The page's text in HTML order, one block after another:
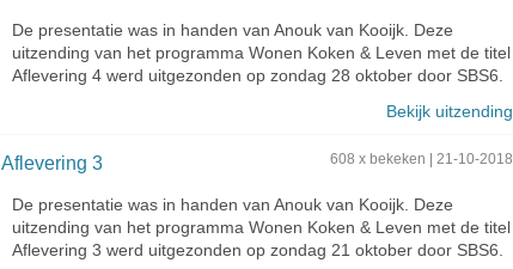
De presentatie was in handen van Anouk van Kooijk. Deze
uitzending van het programma Wonen Koken & Leven met de titel
Aflevering 4 werd uitgezonden op zondag 28 oktober door SBS6.
Bekijk uitzending
Aflevering 3 608 x bekeken | 21-10-2018
De presentatie was in handen van Anouk van Kooijk. Deze
uitzending van het programma Wonen Koken & Leven met de titel
Aflevering 3 werd uitgezonden op zondag 21 oktober door SBS6.